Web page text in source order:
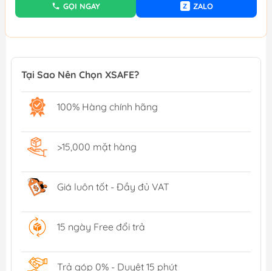
GỌI NGAY Z ZALO
Tại Sao Nên Chọn XSAFE?
100% Hàng chính hãng
>15,000 mặt hàng
Giá luôn tốt - Đầy đủ VAT
15 ngày Free đổi trả
Trả góp 0% - Duyệt 15 phút